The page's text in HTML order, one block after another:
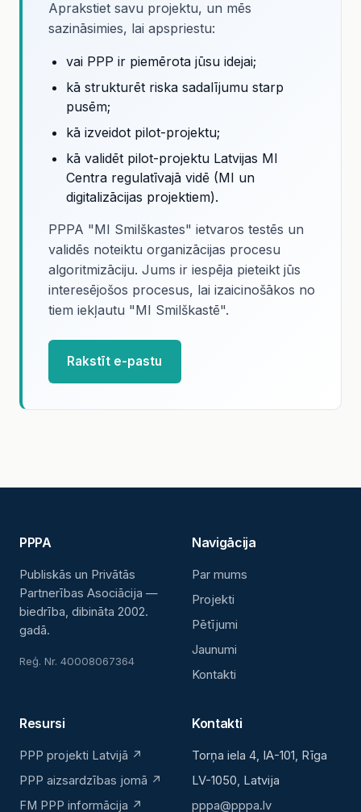
Aprakstiet savu projektu, un mēs
sazināsimies, lai apspriestu:
vai PPP ir piemērota jūsu idejai;
kā strukturēt riska sadalījumu starp
pusēm;
kā izveidot pilot-projektu;
kā validēt pilot-projektu Latvijas MI
Centra regulatīvajā vidē (MI un
digitalizācijas projektiem).
PPPA "MI Smilškastes" ietvaros testēs un
validēs noteiktu organizācijas procesu
algoritmizāciju. Jums ir iespēja pieteikt jūs
interesējošos procesus, lai izaicinošākos no
tiem iekļautu "MI Smilškastē".
Rakstīt e-pastu
PPPA
Publiskās un Privātās
Partnerības Asociācija —
biedrība, dibināta 2002.
gadā.
Reģ. Nr. 40008067364
Navigācija
Par mums
Projekti
Pētījumi
Jaunumi
Kontakti
Resursi
PPP projekti Latvijā ↗
PPP aizsardzības jomā ↗
FM PPP informācija ↗
Kontakti
Torņa iela 4, IA-101, Rīga
LV-1050, Latvija
pppa@pppa.lv